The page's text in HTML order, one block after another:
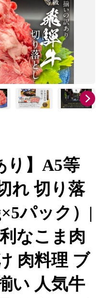
り】A5等
れ 切り落
パック）|
なこま肉
肉料理 ブ
い 人気牛